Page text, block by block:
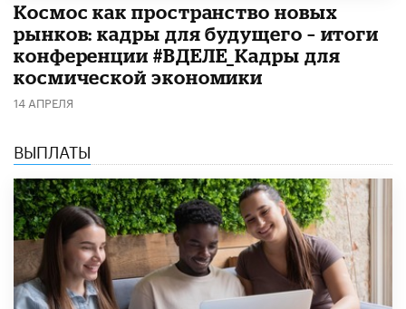
Космос как пространство новых
рынков: кадры для будущего – итоги
конференции #ВДЕЛЕ_Кадры для
космической экономики
14 АПРЕЛЯ
ВЫПЛАТЫ